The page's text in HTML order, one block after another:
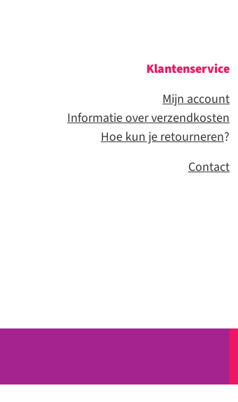
Klantenservice
Mijn account
Informatie over verzendkosten
Hoe kun je retourneren?
Contact